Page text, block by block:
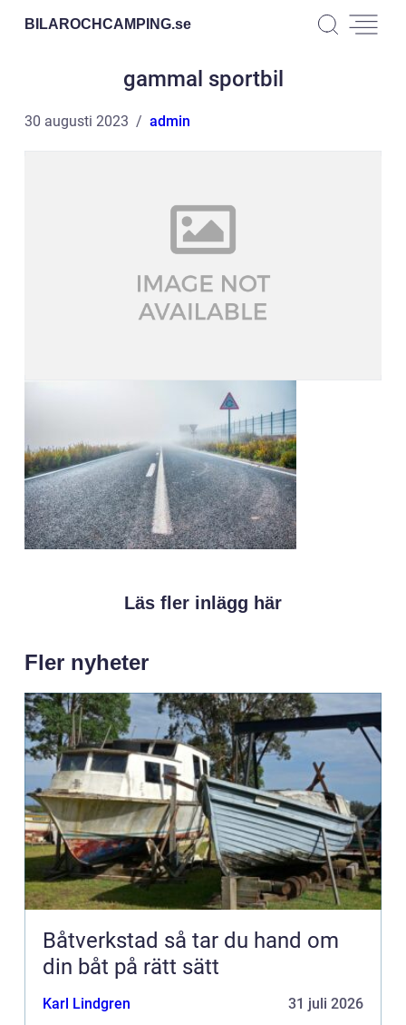
BILAROCHCAMPING.se
gammal sportbil
30 augusti 2023 admin
Läs fler inlägg här
Fler nyheter
Båtverkstad så tar du hand om
din båt på rätt sätt
Karl Lindgren 31 juli 2026